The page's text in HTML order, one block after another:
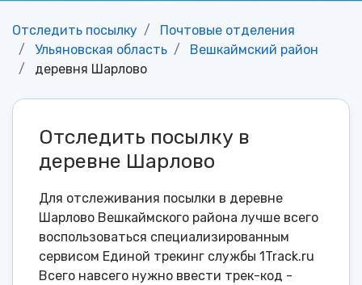
Отследить посылку
Почтовые отделения
Ульяновская область
Вешкаймский район
деревня Шарлово
Отследить посылку в
деревне Шарлово
Для отслеживания посылки в деревне
Шарлово Вешкаймского района лучше всего
воспользоваться специализированным
сервисом Единой трекинг службы 1Track.ru
Всего навсего нужно ввести трек-код -